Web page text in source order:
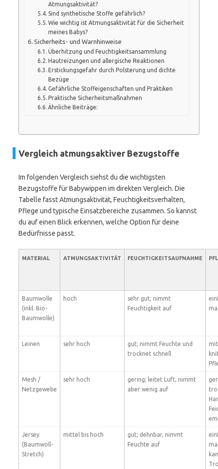
Atmungsaktivität?
Sind synthetische Stoffe gefährlich?
Wie wichtig ist Atmungsaktivität für die Sicherheit
meines Babys?
Sicherheits- und Warnhinweise
Überhitzung und Feuchtigkeitsansammlung
Hautreizungen und allergische Reaktionen
Erstickungsgefahr durch Polsterung und dichte
Bezüge
Gefährliche Stoffeigenschaften und Praktiken
Praktische Sicherheitsmaßnahmen
Ähnliche Beiträge:
Vergleich atmungsaktiver Bezugstoffe
Im folgenden Vergleich siehst du die wichtigsten
Bezugstoffe für Babywippen im direkten Vergleich. Die
Tabelle fasst Atmungsaktivität, Feuchtigkeitsverhalten,
Pflege und typische Einsatzbereiche zusammen. So kannst
du auf einen Blick erkennen, welche Option für deine
Bedürfnisse passt.
MATERIAL ATMUNGSAKTIVITÄT FEUCHTIGKEITSAUFNAHME
Baumwolle
(inkl. Bio-
Baumwolle)
hoch
sehr gut; nimmt
Feuchtigkeit auf
Leinen sehr hoch
gut; nimmt Feuchte und
trocknet schnell
Mesh /
Netzgewebe
sehr hoch
gering; leitet Luft, nimmt
aber wenig auf
Jersey
(Baumwoll-
Stretch)
mittel bis hoch
gut; dehnbar, nimmt
Feuchte auf